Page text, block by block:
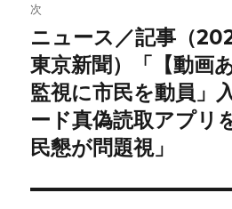
シ
ョ
ン
次
次
の
投
ニュース／記事（
東京新聞）「【動画
監視に市民を動員」
ード真偽読取アプ
民懇が問題視」